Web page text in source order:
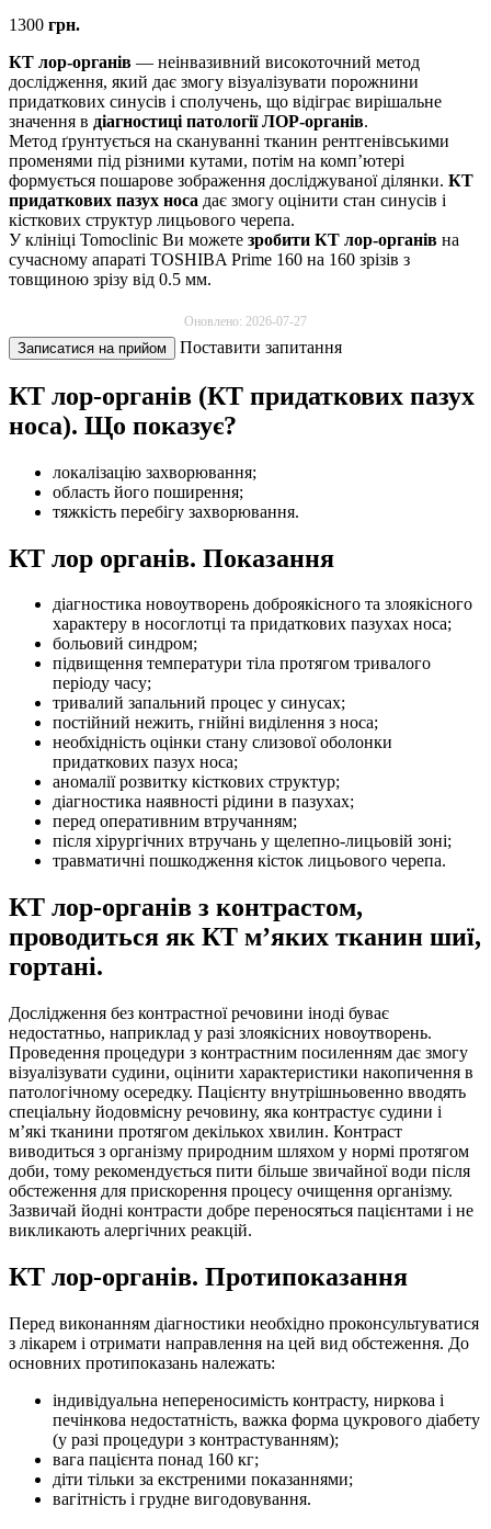
1300 грн.
КТ лор-органів — неінвазивний високоточний метод
дослідження, який дає змогу візуалізувати порожнини
придаткових синусів і сполучень, що відіграє вирішальне
значення в діагностиці патології ЛОР-органів.
Метод ґрунтується на скануванні тканин рентгенівськими
променями під різними кутами, потім на комп’ютері
формується пошарове зображення досліджуваної ділянки. КТ
придаткових пазух носа дає змогу оцінити стан синусів і
кісткових структур лицьового черепа.
У клініці Tomoclinic Ви можете зробити КТ лор-органів на
сучасному апараті TOSHIBA Prime 160 на 160 зрізів з
товщиною зрізу від 0.5 мм.
Оновлено: 2026-07-27
Записатися на прийом Поставити запитання
КТ лор-органів (КТ придаткових пазух
носа). Що показує?
локалізацію захворювання;
область його поширення;
тяжкість перебігу захворювання.
КТ лор органів. Показання
діагностика новоутворень доброякісного та злоякісного
характеру в носоглотці та придаткових пазухах носа;
больовий синдром;
підвищення температури тіла протягом тривалого
періоду часу;
тривалий запальний процес у синусах;
постійний нежить, гнійні виділення з носа;
необхідність оцінки стану слизової оболонки
придаткових пазух носа;
аномалії розвитку кісткових структур;
діагностика наявності рідини в пазухах;
перед оперативним втручанням;
після хірургічних втручань у щелепно-лицьовій зоні;
травматичні пошкодження кісток лицьового черепа.
КТ лор-органів з контрастом,
проводиться як КТ м’яких тканин шиї,
гортані.
Дослідження без контрастної речовини іноді буває
недостатньо, наприклад у разі злоякісних новоутворень.
Проведення процедури з контрастним посиленням дає змогу
візуалізувати судини, оцінити характеристики накопичення в
патологічному осередку. Пацієнту внутрішньовенно вводять
спеціальну йодовмісну речовину, яка контрастує судини і
м’які тканини протягом декількох хвилин. Контраст
виводиться з організму природним шляхом у нормі протягом
доби, тому рекомендується пити більше звичайної води після
обстеження для прискорення процесу очищення організму.
Зазвичай йодні контрасти добре переносяться пацієнтами і не
викликають алергічних реакцій.
КТ лор-органів. Протипоказання
Перед виконанням діагностики необхідно проконсультуватися
з лікарем і отримати направлення на цей вид обстеження. До
основних протипоказань належать:
індивідуальна непереносимість контрасту, ниркова і
печінкова недостатність, важка форма цукрового діабету
(у разі процедури з контрастуванням);
вага пацієнта понад 160 кг;
діти тільки за екстреними показаннями;
вагітність і грудне вигодовування.